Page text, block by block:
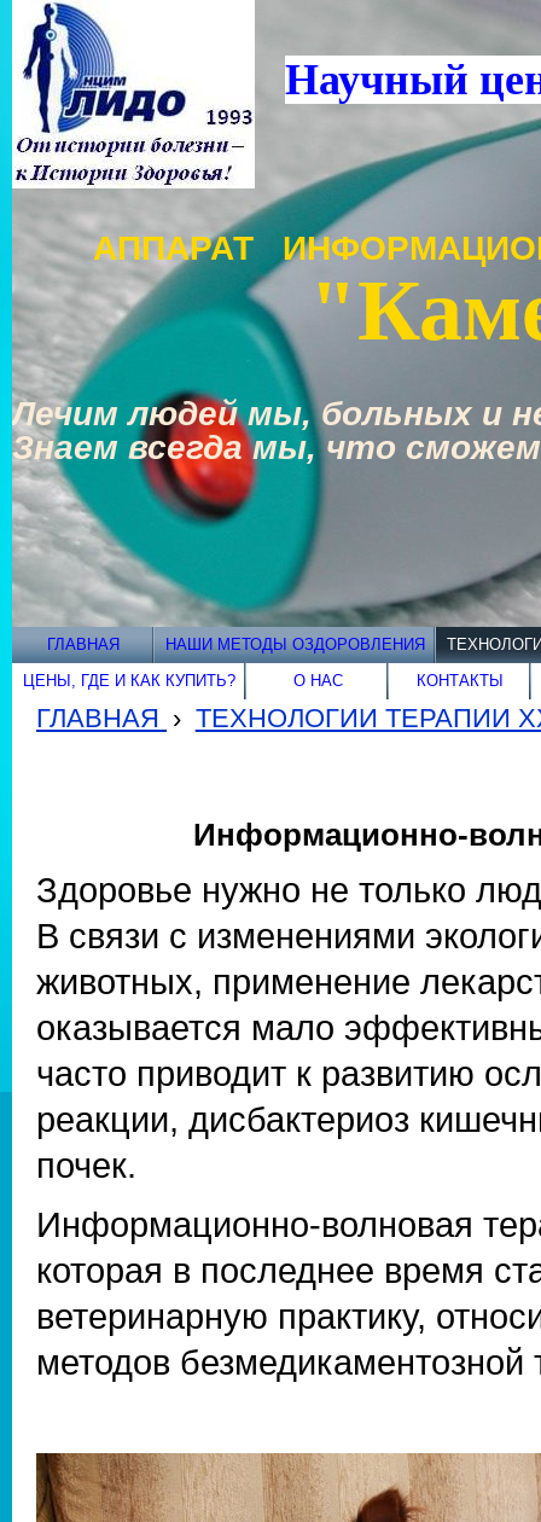
Научный
АППАРАТ
Лечим людей мы, больных и
Знаем всегда мы, что
ГЛАВНАЯ НАШИ МЕТОДЫ ОЗДОРОВЛЕНИЯ
ЦЕНЫ, ГДЕ И КАК КУПИТЬ? О НАС КОНТАКТЫ
ГЛАВНАЯ › ТЕХНОЛОГИИ ТЕРАПИИ
Информационно-
Здоровье нужно не только
В связи с изменениями
животных, применение
оказывается мало
часто приводит к развитию
реакции, дисбактериоз
почек.
Информационно-волновая
которая в последнее время
ветеринарную практику,
методов безмедикаментозной